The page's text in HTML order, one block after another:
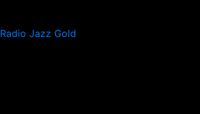
Radio Jazz Gold